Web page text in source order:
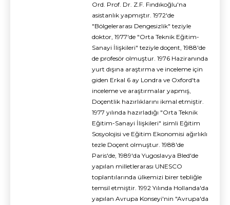
Ord. Prof. Dr. Z.F. Fındıkoğlu'na
asistanlık yapmıştır. 1972'de
"Bölgelerarası Dengesizlik" teziyle
doktor, 1977'de "Orta Teknik Eğitim-
Sanayi İlişkileri" teziyle doçent, 1988'de
de profesör olmuştur. 1976 Haziranında
yurt dışına araştırma ve inceleme için
giden Erkal 6 ay Londra ve Oxford'ta
inceleme ve araştırmalar yapmış,
Doçentlik hazırlıklarını ikmal etmiştir.
1977 yılında hazırladığı "Orta Teknik
Eğitim-Sanayi İlişkileri" isimli Eğitim
Sosyolojisi ve Eğitim Ekonomisi ağırlıklı
tezle Doçent olmuştur. 1988'de
Paris'de, 1989'da Yugoslavya Bled'de
yapılan milletlerarası UNESCO
toplantılarında ülkemizi birer tebliğle
temsil etmiştir. 1992 Yılında Hollanda'da
yapılan Avrupa Konseyi'nin "Avrupa'da